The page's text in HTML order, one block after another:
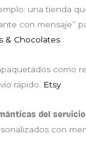
una tienda
con mensaje”
& Chocolates
como
rápido. Etsy
del servicio
con